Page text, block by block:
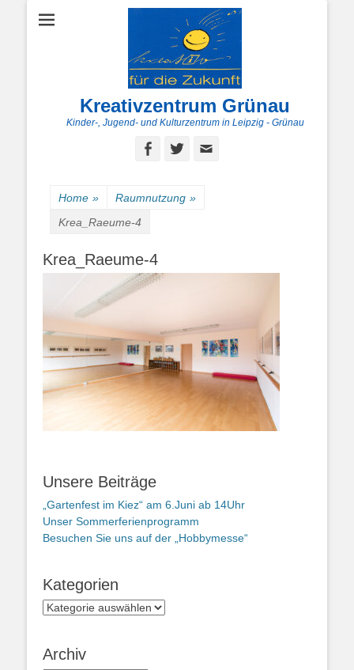
Kreativzentrum Grünau
Kinder-, Jugend- und Kulturzentrum in Leipzig - Grünau
Facebook
Twitter
Home » Raumnutzung »
Krea_Raeume-4
Krea_Raeume-4
Unsere Beiträge
„Gartenfest im Kiez“ am 6.Juni ab 14Uhr
Unser Sommerferienprogramm
Besuchen Sie uns auf der „Hobbymesse“
Kategorien
Kategorien
Archiv